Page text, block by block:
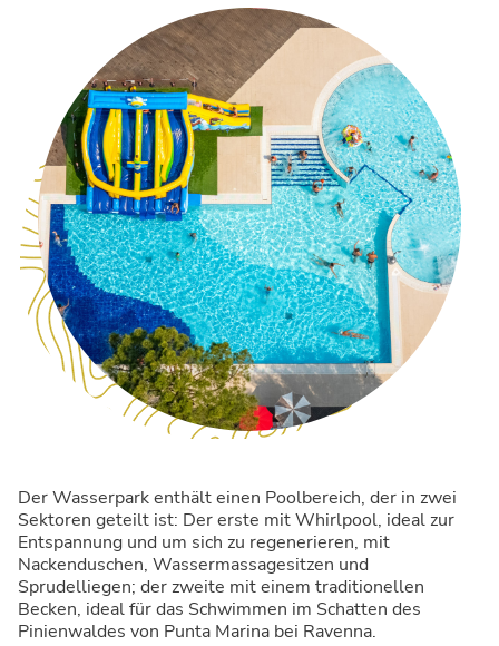
Der Wasserpark enthält einen Poolbereich, der in zwei
Sektoren geteilt ist: Der erste mit Whirlpool, ideal zur
Entspannung und um sich zu regenerieren, mit
Nackenduschen, Wassermassagesitzen und
Sprudelliegen; der zweite mit einem traditionellen
Becken, ideal für das Schwimmen im Schatten des
Pinienwaldes von Punta Marina bei Ravenna.